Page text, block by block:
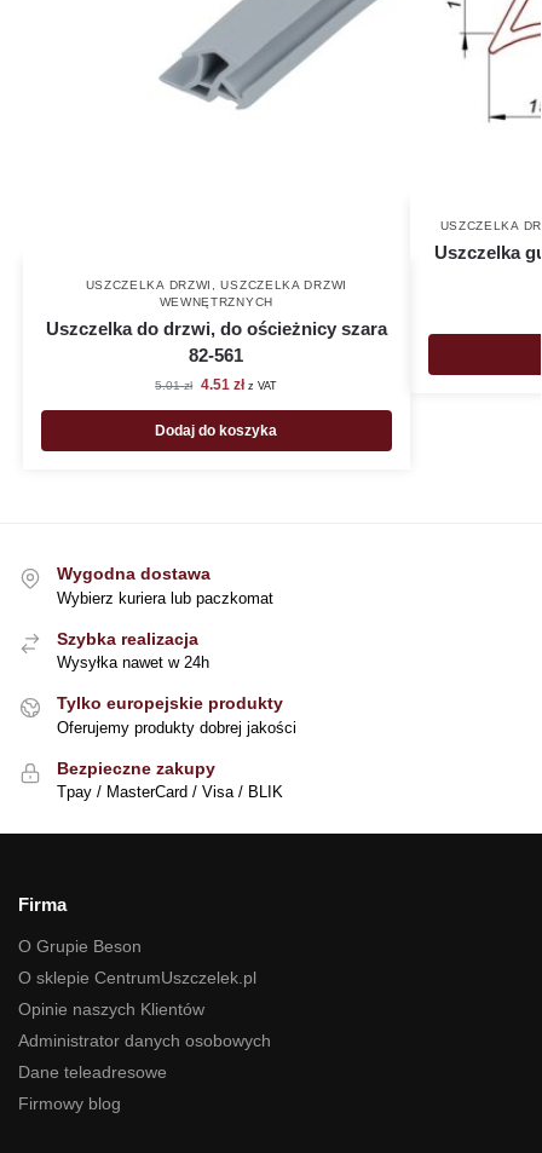
USZCZELKA DRZWI ,USZCZELKA DRZWI
WEWNĘTRZNYCH
Uszczelka do drzwi, do ościeżnicy szara
82-561
5.01zł 4.51zł z VAT
Dodaj do koszyka
USZCZELKA
Uszczelka
Wygodna dostawa
Wybierz kuriera lub paczkomat
Szybka realizacja
Wysyłka nawet w 24h
Tylko europejskie produkty
Oferujemy produkty dobrej jakości
Bezpieczne zakupy
Tpay / MasterCard / Visa / BLIK
Firma
O Grupie Beson
O sklepie CentrumUszczelek.pl
Opinie naszych Klientów
Administrator danych osobowych
Dane teleadresowe
Firmowy blog